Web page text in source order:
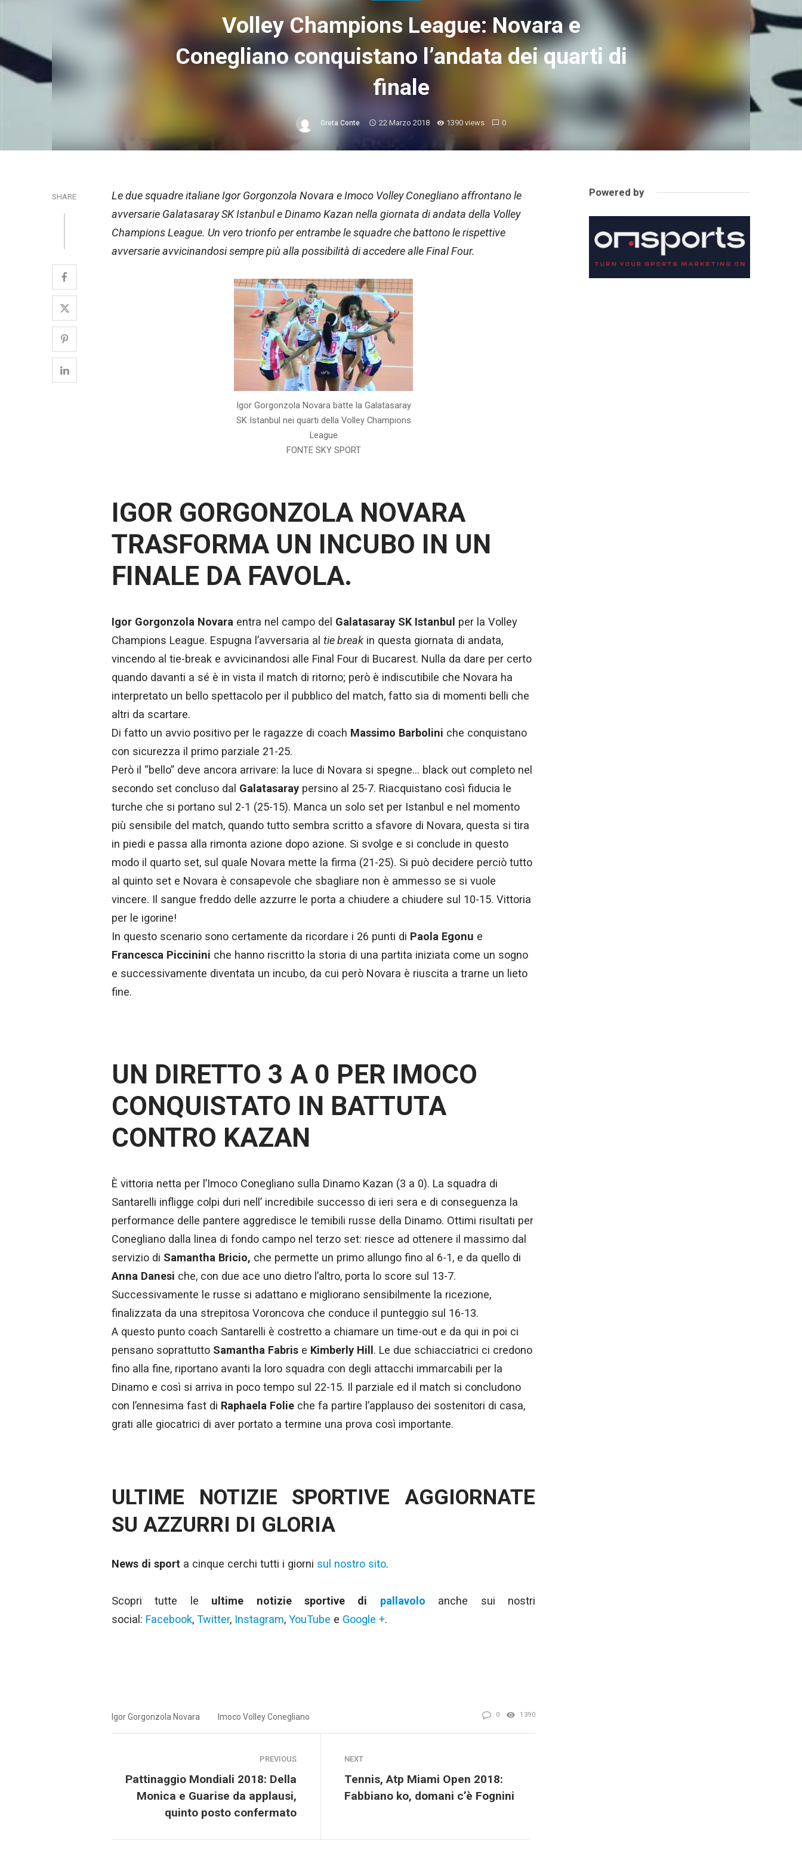
Volley Champions League: Novara e
Conegliano conquistano l’andata dei quarti di
finale
Greta Conte 22 Marzo 2018 1390 views 0
SHARE
Le due squadre italiane Igor Gorgonzola Novara e Imoco Volley Conegliano affrontano le
avversarie Galatasaray SK Istanbul e Dinamo Kazan nella giornata di andata della Volley
Champions League. Un vero trionfo per entrambe le squadre che battono le rispettive
avversarie avvicinandosi sempre più alla possibilità di accedere alle Final Four.
Igor Gorgonzola Novara batte la Galatasaray
SK Istanbul nei quarti della Volley Champions
League
FONTE SKY SPORT
IGOR GORGONZOLA NOVARA
TRASFORMA UN INCUBO IN UN
FINALE DA FAVOLA.
Igor Gorgonzola Novara entra nel campo del Galatasaray SK Istanbul per la Volley
Champions League. Espugna l’avversaria al tie break in questa giornata di andata,
vincendo al tie-break e avvicinandosi alle Final Four di Bucarest. Nulla da dare per certo
quando davanti a sé è in vista il match di ritorno; però è indiscutibile che Novara ha
interpretato un bello spettacolo per il pubblico del match, fatto sia di momenti belli che
altri da scartare.
Di fatto un avvio positivo per le ragazze di coach Massimo Barbolini che conquistano
con sicurezza il primo parziale 21-25.
Però il “bello” deve ancora arrivare: la luce di Novara si spegne… black out completo nel
secondo set concluso dal Galatasaray persino al 25-7. Riacquistano così fiducia le
turche che si portano sul 2-1 (25-15). Manca un solo set per Istanbul e nel momento
più sensibile del match, quando tutto sembra scritto a sfavore di Novara, questa si tira
in piedi e passa alla rimonta azione dopo azione. Si svolge e si conclude in questo
modo il quarto set, sul quale Novara mette la firma (21-25). Si può decidere perciò tutto
al quinto set e Novara è consapevole che sbagliare non è ammesso se si vuole
vincere. Il sangue freddo delle azzurre le porta a chiudere a chiudere sul 10-15. Vittoria
per le igorine!
In questo scenario sono certamente da ricordare i 26 punti di Paola Egonu e
Francesca Piccinini che hanno riscritto la storia di una partita iniziata come un sogno
e successivamente diventata un incubo, da cui però Novara è riuscita a trarne un lieto
fine.
UN DIRETTO 3 A 0 PER IMOCO
CONQUISTATO IN BATTUTA
CONTRO KAZAN
È vittoria netta per l’Imoco Conegliano sulla Dinamo Kazan (3 a 0). La squadra di
Santarelli infligge colpi duri nell’ incredibile successo di ieri sera e di conseguenza la
performance delle pantere aggredisce le temibili russe della Dinamo. Ottimi risultati per
Conegliano dalla linea di fondo campo nel terzo set: riesce ad ottenere il massimo dal
servizio di Samantha Bricio, che permette un primo allungo fino al 6-1, e da quello di
Anna Danesi che, con due ace uno dietro l’altro, porta lo score sul 13-7.
Successivamente le russe si adattano e migliorano sensibilmente la ricezione,
finalizzata da una strepitosa Voroncova che conduce il punteggio sul 16-13.
A questo punto coach Santarelli è costretto a chiamare un time-out e da qui in poi ci
pensano soprattutto Samantha Fabris e Kimberly Hill. Le due schiacciatrici ci credono
fino alla fine, riportano avanti la loro squadra con degli attacchi immarcabili per la
Dinamo e così si arriva in poco tempo sul 22-15. Il parziale ed il match si concludono
con l’ennesima fast di Raphaela Folie che fa partire l’applauso dei sostenitori di casa,
grati alle giocatrici di aver portato a termine una prova così importante.
ULTIME NOTIZIE SPORTIVE AGGIORNATE
SU AZZURRI DI GLORIA
News di sport a cinque cerchi tutti i giorni sul nostro sito.
Scopri tutte le ultime notizie sportive di pallavolo
anche sui nostri
social: Facebook, Twitter, Instagram, YouTube e Google +.
Igor Gorgonzola Novara Imoco Volley Conegliano 0 1390
PREVIOUS
Pattinaggio Mondiali 2018: Della
Monica e Guarise da applausi,
quinto posto confermato
NEXT
Tennis, Atp Miami Open 2018:
Fabbiano ko, domani c’è Fognini
Powered by